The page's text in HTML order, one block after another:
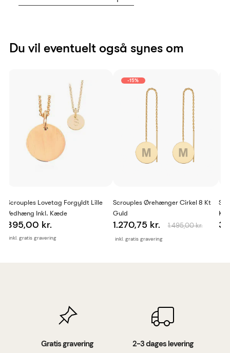
Du vil eventuelt også synes om
Scrouples Lovetag Forgyldt Lille
Vedhæng Inkl. Kæde
inkl. gratis gravering
395,00 kr.
Scrouples Ørehænger Cirkel 8 Kt
Guld
inkl. gratis gravering
1.270,75 kr. 1.495,00 kr.
-15%
Gratis gravering 2-3 dages levering